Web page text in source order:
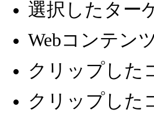
選択したター
Webコンテン
クリップした
クリップした